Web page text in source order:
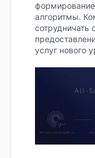
алгоритмы.
сотрудничать
услуг нового